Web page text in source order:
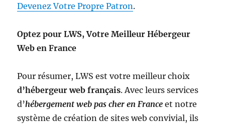
Devenez Votre Propre Patron.
Optez pour LWS, Votre Meilleur Hébergeur
Web en France
Pour résumer, LWS est votre meilleur choix
d’hébergeur web français. Avec leurs services
d’hébergement web pas cher en France et notre
système de création de sites web convivial, ils